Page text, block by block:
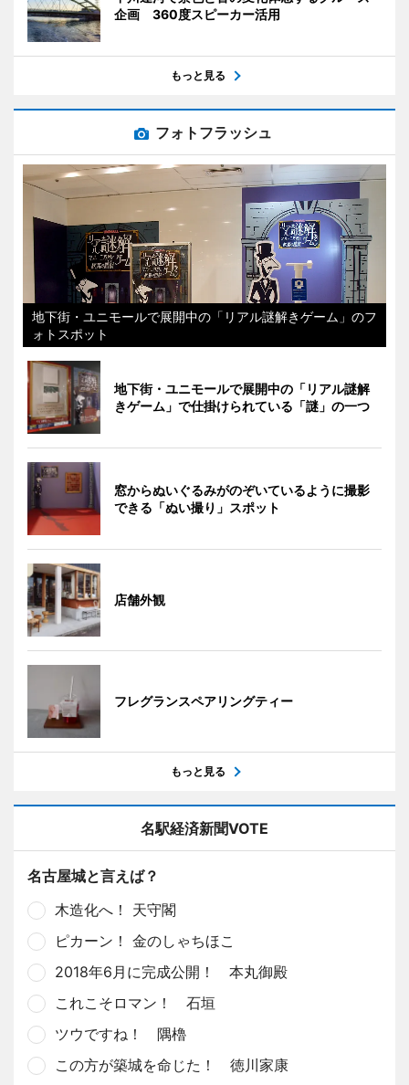
企画 360度スピーカー活用
もっと見る
フォトフラッシュ
地下街・ユニモールで展開中の「リアル謎解きゲーム」のフ
ォトスポット
地下街・ユニモールで展開中の「リアル謎解
きゲーム」で仕掛けられている「謎」の一つ
窓からぬいぐるみがのぞいているように撮影
できる「ぬい撮り」スポット
店舗外観
フレグランスペアリングティー
もっと見る
名駅経済新聞VOTE
名古屋城と言えば？
木造化へ！ 天守閣
ピカーン！ 金のしゃちほこ
2018年6月に完成公開！ 本丸御殿
これこそロマン！ 石垣
ツウですね！ 隅櫓
この方が築城を命じた！ 徳川家康